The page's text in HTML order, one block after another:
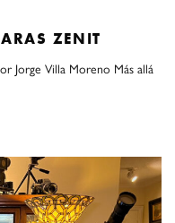
ZENIT
Jorge Villa Moreno Más allá